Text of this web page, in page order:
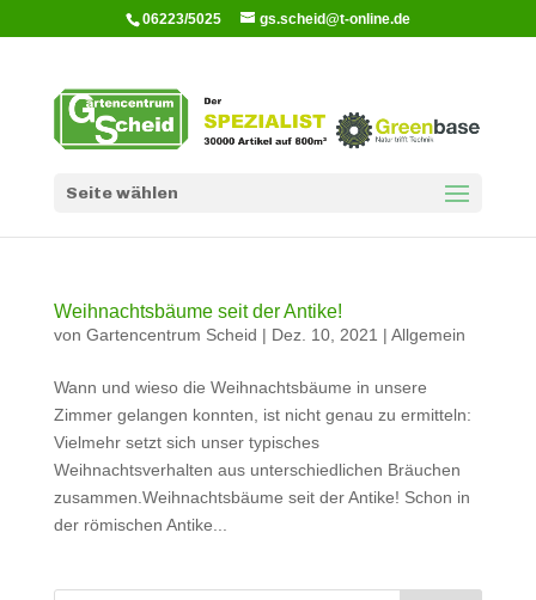
06223/5025 gs.scheid@t-online.de
Seite wählen
Weihnachtsbäume seit der Antike!
von Gartencentrum Scheid | Dez. 10, 2021 | Allgemein
Wann und wieso die Weihnachtsbäume in unsere
Zimmer gelangen konnten, ist nicht genau zu ermitteln:
Vielmehr setzt sich unser typisches
Weihnachtsverhalten aus unterschiedlichen Bräuchen
zusammen.Weihnachtsbäume seit der Antike! Schon in
der römischen Antike...